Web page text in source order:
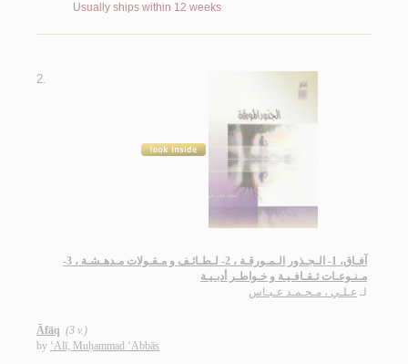
Usually ships within 12 weeks
2.
آفـاق، 1- الـجـذور الـمـورقـة ، 2- لـطـائـف و مـقـولات مـدهـشـة ، 3-
مـنـوعـات ثـقـافـيـة و خـواطـر أدبـيـة
لـ عـلـي ، مـحـمـد عـبـاس
Āfāq (3 v.)
by ‘Alī, Muḥammad ‘Abbās